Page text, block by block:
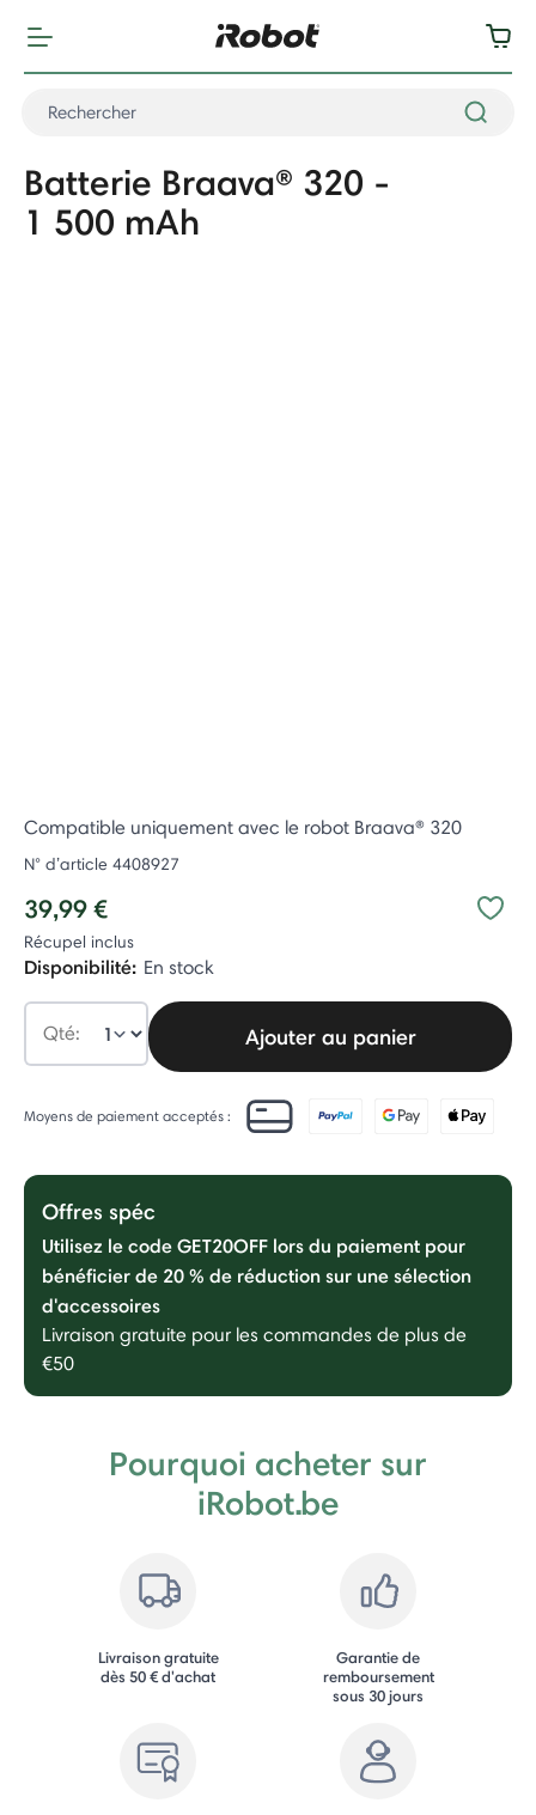
Batterie Braava® 320 -
1 500 mAh
Compatible uniquement avec le robot Braava® 320
N° d’article 4408927
39,99 €
Récupel inclus
Disponibilité: En stock
Qté: Ajouter au panier
Moyens de paiement acceptés :
Offres spéc
Utilisez le code GET20OFF lors du paiement pour
bénéficier de 20 % de réduction sur une sélection
d'accessoires
Livraison gratuite pour les commandes de plus de
€50
Pourquoi acheter sur
iRobot.be
Livraison gratuite
dès 50 € d'achat
Garantie de
remboursement
sous 30 jours